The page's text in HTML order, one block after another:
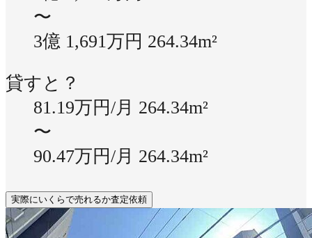
〜
3億 1,691万円 264.34m²
貸すと？
81.19万円/月 264.34m²
〜
90.47万円/月 264.34m²
実際にいくらで売れるか査定依頼